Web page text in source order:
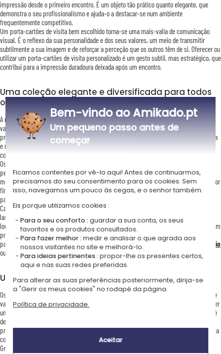
impressão desde o primeiro encontro. É um objeto tão prático quanto elegante, que
demonstra o seu profissionalismo e ajuda-o a destacar-se num ambiente
frequentemente competitivo.
Um porta-cartões de visita bem escolhido torna-se uma mais-valia de comunicação
visual. É o reflexo da sua personalidade e dos seus valores, um meio de transmitir
subtilmente a sua imagem e de reforçar a perceção que os outros têm de si. Oferecer ou
utilizar um porta-cartões de visita personalizado é um gesto subtil, mas estratégico, que
contribui para a impressão duradoura deixada após um encontro.
Uma coleção elegante e diversificada para todos
os gostos
A nossa coleção de porta-cartões de visita personalizadosoferece uma grande
variedade de materiais e estilos para responder às preferências de cada um. Quer
procure um modelo sóbrio e elegante em couro, uma caixa em metal prateado moderna
e minimalista, ou uma caixa em madeira acolhedora e natural, encontrará o objeto que
corresponde ao seu estilo pessoal ou profissional.
Os
pelo aspeto intemporal. As caixas em metal prateado conferem um toque de
modernidade e sofisticação, ideais para quem deseja conjugar elegância e inovação. Por
fim, a nossacaixa de cartões em madeira , com um design mais natural, é perfeita
para quem aprecia o lado artesanal e autêntico.
Cada um destes modelos pode ser personalizado através de técnicas de gravação a
laser ou de marcação a quente para couro, permitindo adicionar um nome, iniciais,
logótipo ou mensagem pessoal. Esta personalização transforma um simples objeto num
presente único e memorável, ou ainda numa ferramenta de comunicação
particularmente distinta. É uma ideia muito elegante para um
presente de aniversário
ou um
presente para o Dia do Pai/ Mãe.
Um presente empresarial refinado e útil
Os porta-cartões de visita personalizados são presentes empresariais particularmente
valorizados e apreciados no contexto da relação com clientes ou entre colegas. Oferecer
uma caixa de cartões de visita gravada aos seus colaboradores, clientes ou parceiros é
demonstrar reconhecimento ao mesmo tempo que lhes oferece um objeto elegante e
prático. É também uma forma de reforçar a identidade da sua empresa, deixando marca
com um logótipo ou cores específicas.
Gravar um logótipo de empresa num
Bem-vindo ao Amikado.pt
Um pequeno passo antes de
começar
Ficamos contentes por vê-lo aqui! Antes de continuarmos,
precisamos do seu consentimento para os cookies. Sem
isso, navegamos um pouco às cegas, e o senhor também.
Eis porque utilizamos cookies :
Para o seu conforto : guardar a sua conta, os seus
favoritos e os produtos consultados.
Para fazer melhor :medir e analisar o que agrada aos
nossos visitantes no site e melhorá-lo.
Para ideias pertinentes :propor-lhe os presentes certos,
aqui e nas suas redes preferidas.
Para alterar as suas preferências posteriormente, dirija-se
a "Gerir os meus cookies" no rodapé da página.
Política de privacidade.
Aceitar